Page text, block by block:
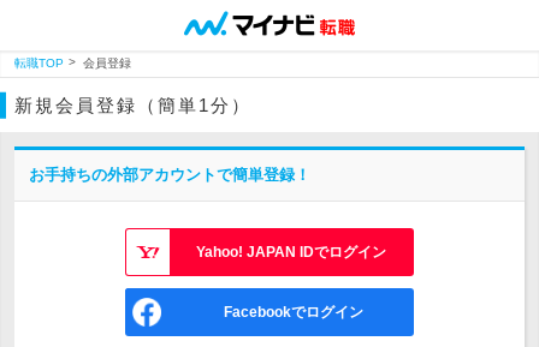
転職TOP 会員登録
新規会員登録（簡単1分）
お手持ちの外部アカウントで簡単登録！
Yahoo! JAPAN IDでログイン
Facebookでログイン